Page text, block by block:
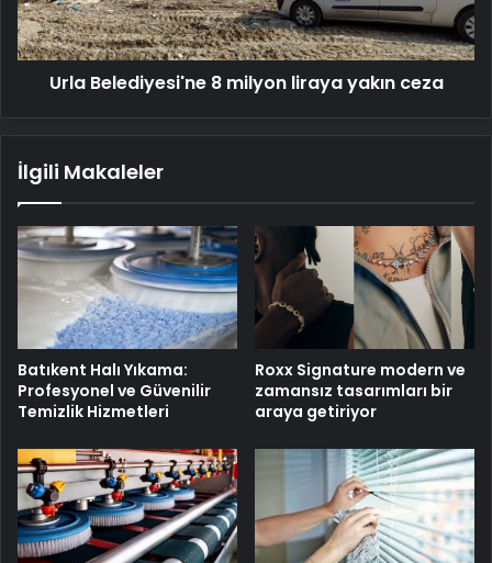
ceza
Urla Belediyesi'ne 8 milyon liraya yakın ceza
İlgili Makaleler
Batıkent Halı Yıkama:
Profesyonel ve Güvenilir
Temizlik Hizmetleri
Roxx Signature modern ve
zamansız tasarımları bir
araya getiriyor